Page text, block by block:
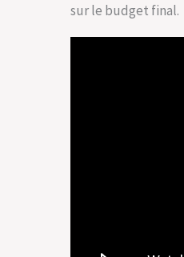
sur le budget final.